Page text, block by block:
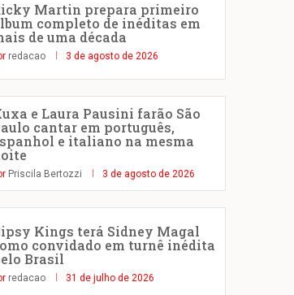
Martin prepara primeiro
completo de inéditas em
de uma década
redacao 3 de agosto de 2026
e Laura Pausini farão São
cantar em português,
e italiano na mesma
Priscila Bertozzi 3 de agosto de 2026
Kings terá Sidney Magal
convidado em turnê inédita
Brasil
redacao 31 de julho de 2026